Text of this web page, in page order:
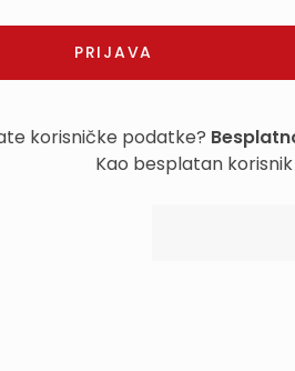
korisničke podatke?
Kao besplatan